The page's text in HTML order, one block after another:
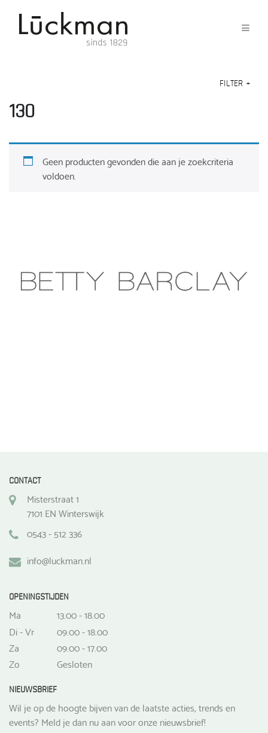
FILTER +
130
Geen producten gevonden die aan je zoekcriteria
voldoen.
CONTACT
Misterstraat 1
7101 EN Winterswijk
0543 - 512 336
info@luckman.nl
OPENINGSTIJDEN
Ma
13.00 - 18.00
Di - Vr
09.00 - 18.00
Za
09.00 - 17.00
Zo
Gesloten
NIEUWSBRIEF
Wil je op de hoogte bijven van de laatste acties, trends en
events? Meld je dan nu aan voor onze nieuwsbrief!